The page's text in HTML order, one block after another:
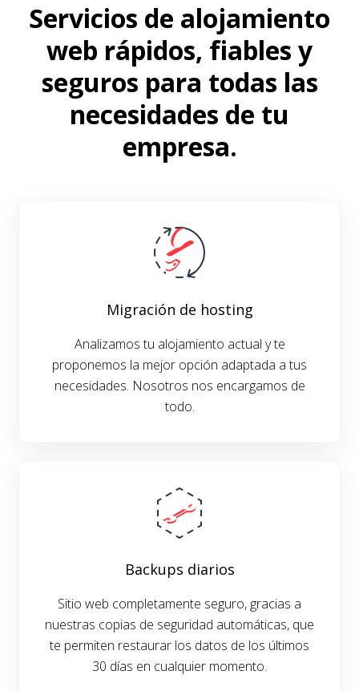
Servicios de alojamiento
web rápidos, fiables y
seguros para todas las
necesidades de tu
empresa.
Migración de hosting
Analizamos tu alojamiento actual y te
proponemos la mejor opción adaptada a tus
necesidades. Nosotros nos encargamos de
todo.
Backups diarios
Sitio web completamente seguro, gracias a
nuestras copias de seguridad automáticas, que
te permiten restaurar los datos de los últimos
30 días en cualquier momento.